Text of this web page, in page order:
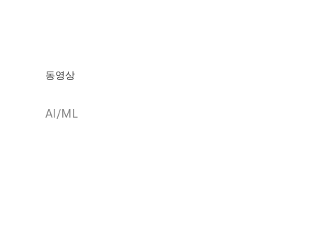
동영상
AI/ML